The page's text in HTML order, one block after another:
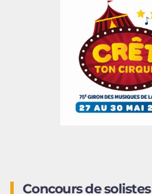
Concours de solistes